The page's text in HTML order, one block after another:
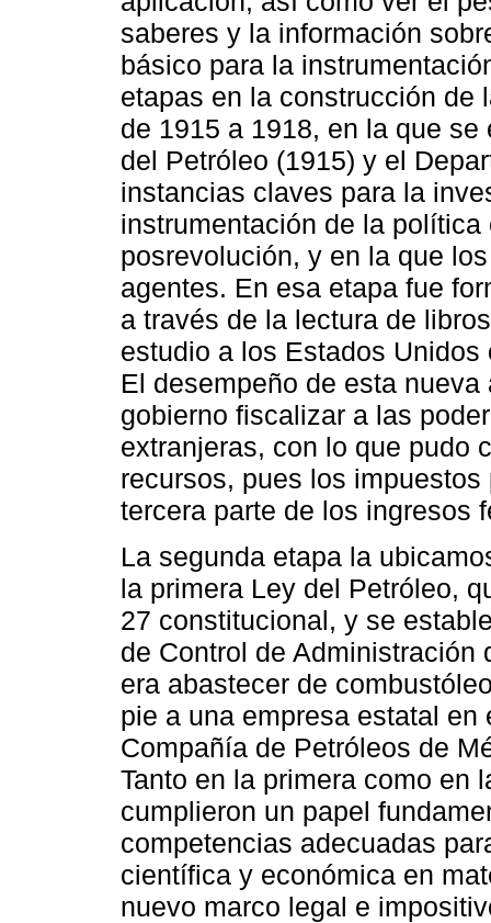
saberes y la información
básico para la
etapas en la construcción de
de 1915 a 1918, en la que
del Petróleo (1915) y el
instancias claves para la
instrumentación de la
posrevolución, y en la que
agentes. En esa etapa fue
a través de la lectura de
estudio a los Estados
El desempeño de esta
gobierno fiscalizar a las
extranjeras, con lo que pudo
recursos, pues los
tercera parte de los ingresos
La segunda etapa la
la primera Ley del Petróleo,
27 constitucional, y se
de Control de
era abastecer de
pie a una empresa estatal
Compañía de Petróleos de
Tanto en la primera como en
cumplieron un papel
competencias adecuadas
científica y económica en
nuevo marco legal e